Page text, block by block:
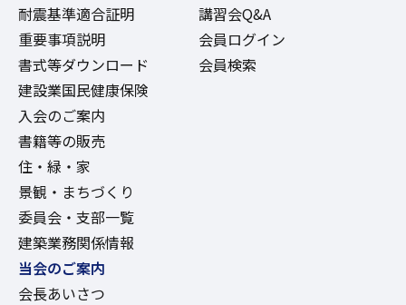
耐震基準適合証明
重要事項説明
書式等ダウンロード
建設業国民健康保険
入会のご案内
書籍等の販売
住・緑・家
景観・まちづくり
委員会・支部一覧
建築業務関係情報
講習会Q&A
会員ログイン
会員検索
当会のご案内
会長あいさつ